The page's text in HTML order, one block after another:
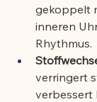
gekoppelt
inneren
Rhythmus.
verringert
verbessert